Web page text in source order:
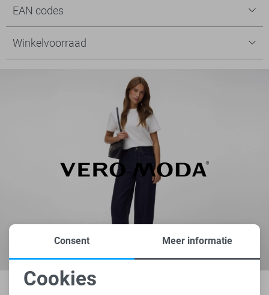
EAN codes
Winkelvoorraad
Noodzakelijke cookies
Consent Meer informatie
Cookies